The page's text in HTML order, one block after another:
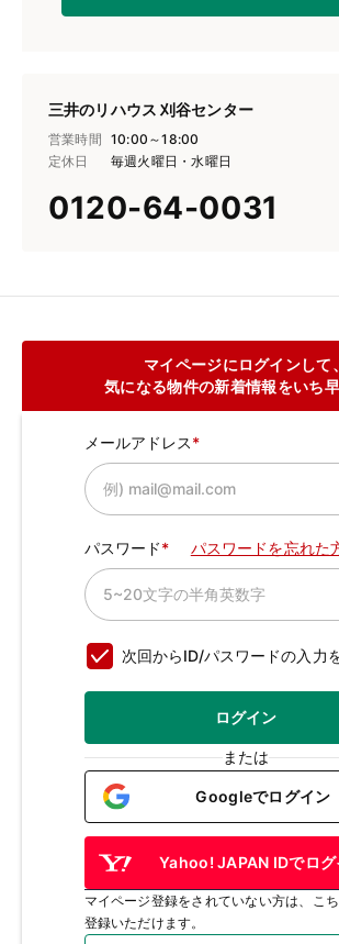
三井のリハウス 刈谷センター
営業時間 10:00～18:00
定休日
毎週火曜日・水曜日
0120-64-0031
マイページにログインして、
気になる物件の新着情報をいち
メールアドレス
パスワード パスワードを忘れた
次回からID/パスワードの入力
ログイン
または
Googleでログイン
Yahoo! JAPAN IDでログ
マイページ登録をされていない方は、こ
登録いただけます。